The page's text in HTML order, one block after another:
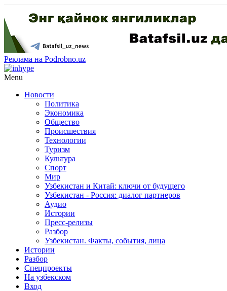
Реклама на Podrobno.uz
Menu
Новости
Политика
Экономика
Общество
Происшествия
Технологии
Туризм
Культура
Спорт
Мир
Узбекистан и Китай: ключи от будущего
Узбекистан - Россия: диалог партнеров
Аудио
Истории
Пресс-релизы
Разбор
Узбекистан. Факты, события, лица
Истории
Разбор
Спецпроекты
На узбекском
Вход